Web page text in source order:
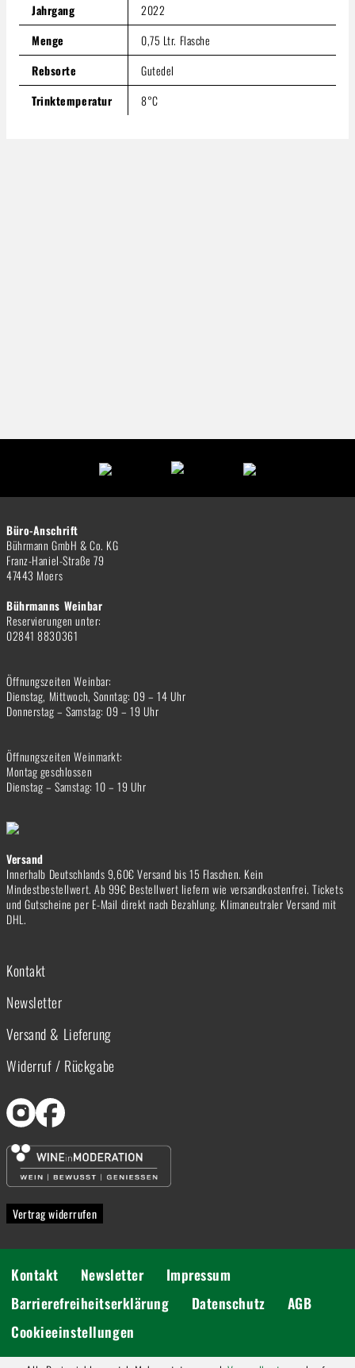
Jahrgang
2022
Menge
0,75 Ltr. Flasche
Rebsorte
Gutedel
Trinktemperatur
8°C
Büro-Anschrift
Bührmann GmbH & Co. KG
Franz-Haniel-Straße 79
47443 Moers
Bührmanns Weinbar
Reservierungen unter:
02841 8830361
Öffnungszeiten Weinbar:
Dienstag, Mittwoch, Sonntag: 09 – 14 Uhr
Donnerstag – Samstag: 09 – 19 Uhr
Öffnungszeiten Weinmarkt:
Montag geschlossen
Dienstag – Samstag: 10 – 19 Uhr
Versand
Innerhalb Deutschlands 9,60€ Versand bis 15 Flaschen. Kein
Mindestbestellwert. Ab 99€ Bestellwert liefern wie versandkostenfrei. Tickets
und Gutscheine per E-Mail direkt nach Bezahlung. Klimaneutraler Versand mit
DHL.
Kontakt
Newsletter
Versand & Lieferung
Widerruf / Rückgabe
Vertrag widerrufen
Kontakt Newsletter
Impressum
Barrierefreiheitserklärung
Datenschutz
AGB
Cookieeinstellungen